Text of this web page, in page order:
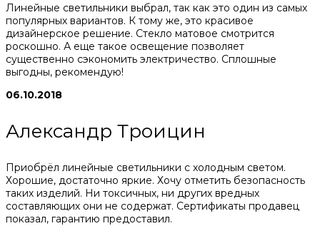
Линейные светильники выбрал, так как это один из самых
популярных вариантов. К тому же, это красивое
дизайнерское решение. Стекло матовое смотрится
роскошно. А еще такое освещение позволяет
существенно сэкономить электричество. Сплошные
выгодны, рекомендую!
06.10.2018
Александр Троицин
Приобрёл линейные светильники с холодным светом.
Хорошие, достаточно яркие. Хочу отметить безопасность
таких изделий. Ни токсичных, ни других вредных
составляющих они не содержат. Сертификаты продавец
показал, гарантию предоставил.